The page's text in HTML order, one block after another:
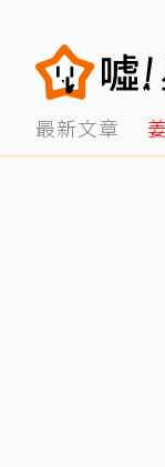
最新文章